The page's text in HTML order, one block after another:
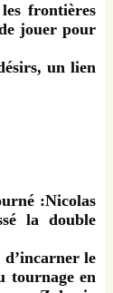
frontières
jouer pour
un lien
:Nicolas
la double
le
tournage en